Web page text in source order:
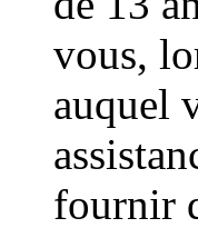
vous,
auquel
fournir